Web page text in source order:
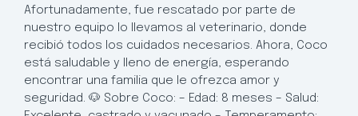
Afortunadamente, fue rescatado por parte de
nuestro equipo lo llevamos al veterinario, donde
recibió todos los cuidados necesarios. Ahora, Coco
está saludable y lleno de energía, esperando
encontrar una familia que le ofrezca amor y
seguridad. 🐶 Sobre Coco: – Edad: 8 meses – Salud: